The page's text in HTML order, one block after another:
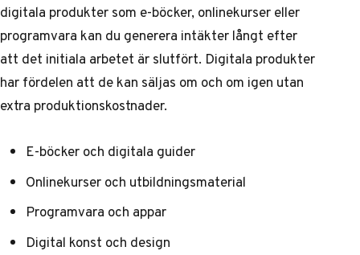
digitala produkter som e-böcker, onlinekurser eller
programvara kan du generera intäkter långt efter
att det initiala arbetet är slutfört. Digitala produkter
har fördelen att de kan säljas om och om igen utan
extra produktionskostnader.
E-böcker och digitala guider
Onlinekurser och utbildningsmaterial
Programvara och appar
Digital konst och design